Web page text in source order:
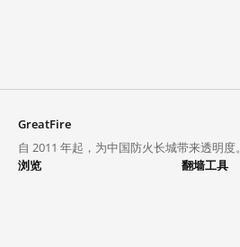
GreatFire
自 2011 年起，为中国防火长城带来透明度。
浏览
翻墙工具